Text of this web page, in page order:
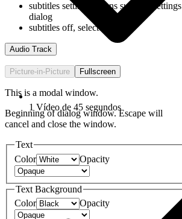
subtitles settings
, opens subtitles settings
dialog
subtitles off, selected
Audio Track
Picture-in-Picture Fullscreen
This is a modal window.
Beginning of dialog window. Escape will
cancel and close the window.
Text
Color
Opacity
Text Background
Color
Opacity
1 Vídeo de 45 segundos